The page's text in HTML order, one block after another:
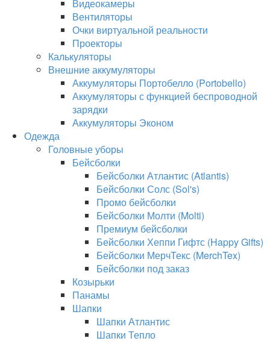
Видеокамеры
Вентиляторы
Очки виртуальной реальности
Проекторы
Калькуляторы
Внешние аккумуляторы
Аккумуляторы Портобелло (Portobello)
Аккумуляторы с функцией беспроводной
зарядки
Аккумуляторы Эконом
Одежда
Головные уборы
Бейсболки
Бейсболки Атлантис (Atlantis)
Бейсболки Солс (Sol's)
Промо бейсболки
Бейсболки Молти (Molti)
Премиум бейсболки
Бейсболки Хеппи Гифтс (Happy Gifts)
Бейсболки МерчТекс (MerchTex)
Бейсболки под заказ
Козырьки
Панамы
Шапки
Шапки Атлантис
Шапки Тепло